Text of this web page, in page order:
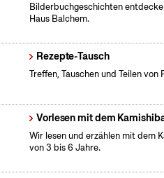
Bilderbuchgeschichten
Haus Balchem.
Rezepte-Tausch
Treffen, Tauschen und Teilen
Vorlesen mit dem
Wir lesen und erzählen mit dem
von 3 bis 6 Jahre.